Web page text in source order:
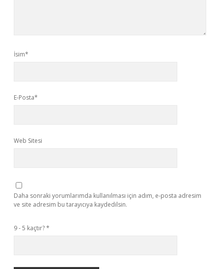
İsim*
E-Posta*
Web Sitesi
Daha sonraki yorumlarımda kullanılması için adım, e-posta adresim
ve site adresim bu tarayıcıya kaydedilsin.
9 - 5 kaçtır?*